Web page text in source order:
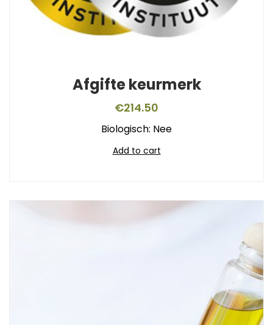
Afgifte keurmerk
€214.50
Biologisch: Nee
Add to cart